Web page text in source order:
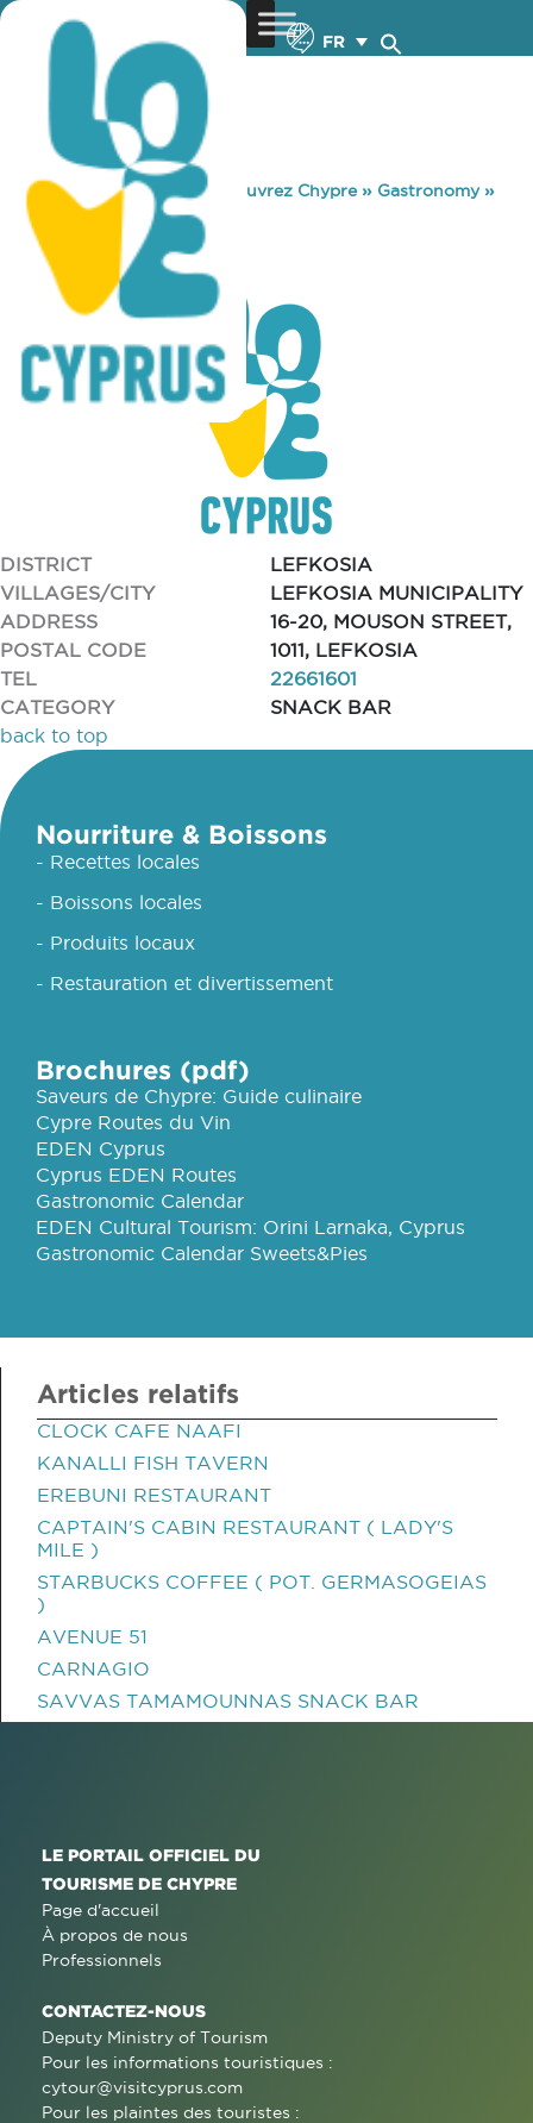
FR
You are here: Home »Découvrez Chypre» Gastronomy»
BUBBLY HAPPY
BUBBLY HAPPY
DISTRICT
LEFKOSIA
VILLAGES/CITY
LEFKOSIA MUNICIPALITY
ADDRESS
16-20, MOUSON STREET,
POSTAL CODE
1011, LEFKOSIA
TEL
22661601
CATEGORY
SNACK BAR
back to top
Nourriture & Boissons
- Recettes locales
- Boissons locales
- Produits locaux
- Restauration et divertissement
Brochures (pdf)
Saveurs de Chypre: Guide culinaire
Cypre Routes du Vin
EDEN Cyprus
Cyprus EDEN Routes
Gastronomic Calendar
EDEN Cultural Tourism: Orini Larnaka, Cyprus
Gastronomic Calendar Sweets&Pies
Articles relatifs
CLOCK CAFE NAAFI
KANALLI FISH TAVERN
EREBUNI RESTAURANT
CAPTAIN'S CABIN RESTAURANT ( LADY'S
MILE )
STARBUCKS COFFEE ( POT. GERMASOGEIAS
)
AVENUE 51
CARNAGIO
SAVVAS TAMAMOUNNAS SNACK BAR
LE PORTAIL OFFICIEL DU
TOURISME DE CHYPRE
Page d'accueil
À propos de nous
Professionnels
CONTACTEZ-NOUS
Deputy Ministry of Tourism
Pour les informations touristiques :
cytour@visitcyprus.com
Pour les plaintes des touristes :